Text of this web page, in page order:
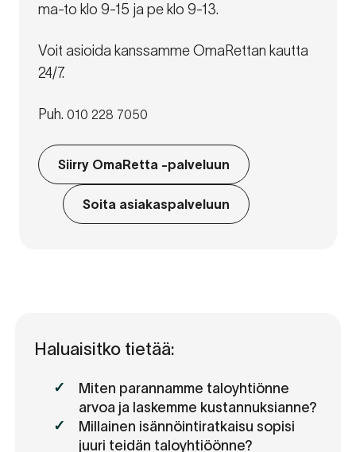
ma-to klo 9-15 ja pe klo 9-13.
Voit asioida kanssamme OmaRettan kautta
24/7.
Puh. 010 228 7050
Siirry OmaRetta -palveluun
Soita asiakaspalveluun
Haluaisitko tietää:
Miten parannamme taloyhtiönne
arvoa ja laskemme kustannuksianne?
Millainen isännöintiratkaisu sopisi
juuri teidän taloyhtiöönne?